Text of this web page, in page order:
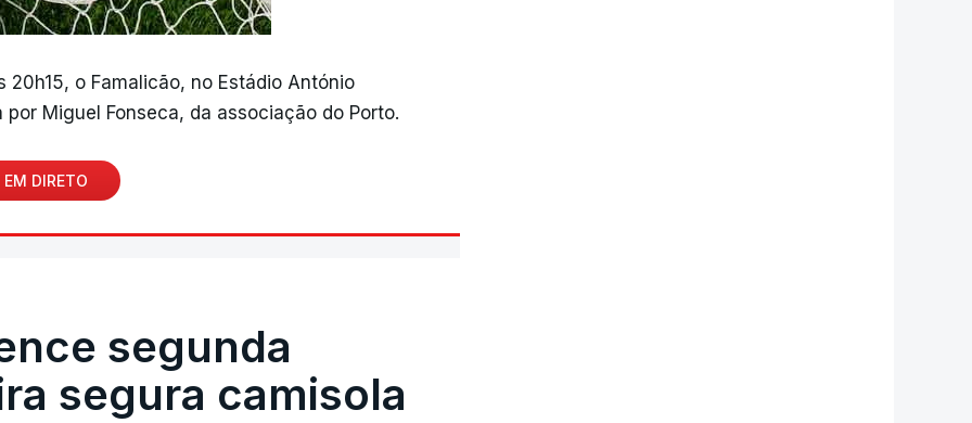
o Famalicão, no Estádio António
Miguel Fonseca, da associação do Porto.
EM DIRETO
segunda
segura camisola